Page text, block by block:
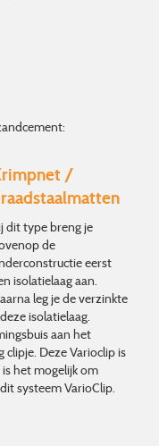
/
dit type breng je
de
eerst
isolatielaag aan.
leg je de verzinkte
isolatielaag.
aan het
Deze Varioclip is
het mogelijk om
systeem VarioClip.